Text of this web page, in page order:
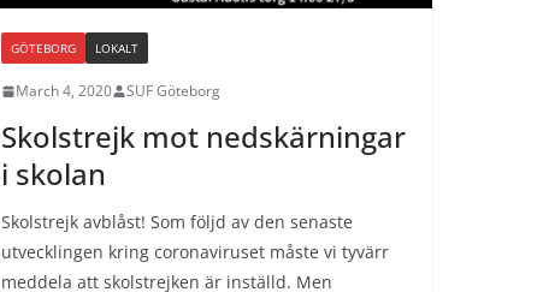
GÖTEBORG LOKALT
March 4, 2020 SUF Göteborg
Skolstrejk mot nedskärningar
i skolan
Skolstrejk avblåst! Som följd av den senaste
utvecklingen kring coronaviruset måste vi tyvärr
meddela att skolstrejken är inställd. Men